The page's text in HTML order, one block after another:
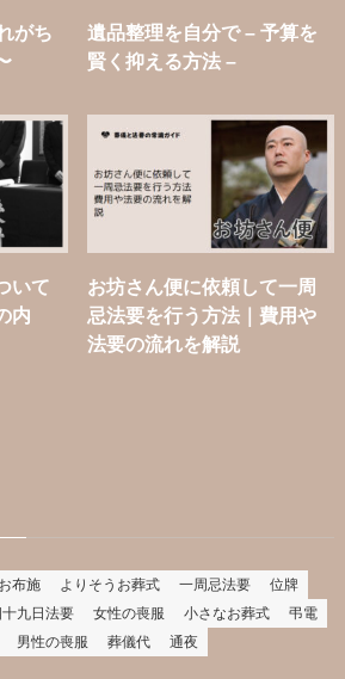
がち
遺品整理を自分で – 予算を
賢く抑える方法 –
いて
内
お坊さん便に依頼して一周
忌法要を行う方法｜費用や
法要の流れを解説
お布施 よりそうお葬式 一周忌法要
位牌
十九日法要 女性の喪服 小さなお葬式
弔電
男性の喪服 葬儀代 通夜